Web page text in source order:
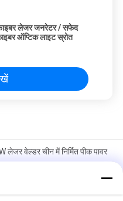
लेजर जनरेटर / सफेद
ऑप्टिक लाइट स्रोत
लेजर वेल्डर चीन में निर्मित पीक पावर
के लिए हवा ठंडा फाइबर लेजर